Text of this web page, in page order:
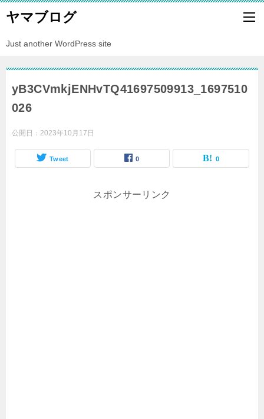
ヤマブログ
Just another WordPress site
yB3CVmkjENHvTQ41697509913_1697510
026
公開日： 2023年10月17日
Tweet 0 0
スポンサーリンク